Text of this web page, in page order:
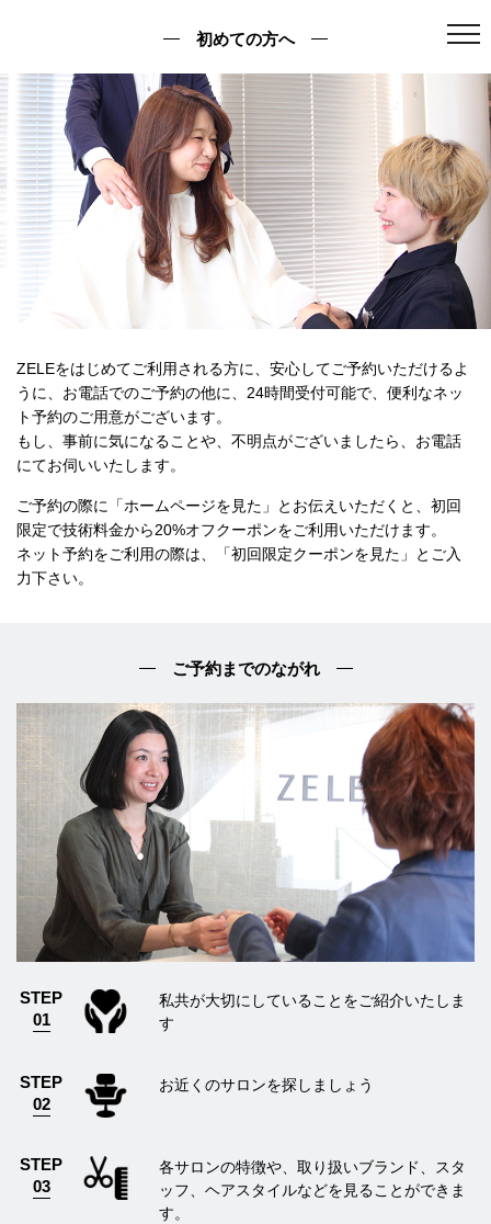
初めての方へ
ZELEをはじめてご利用される方に、安心してご予約いただけるよ
うに、お電話でのご予約の他に、24時間受付可能で、便利なネッ
ト予約のご用意がございます。
もし、事前に気になることや、不明点がございましたら、お電話
にてお伺いいたします。
ご予約の際に「ホームページを見た」とお伝えいただくと、初回
限定で技術料金から20%オフクーポンをご利用いただけます。
ネット予約をご利用の際は、「初回限定クーポンを見た」とご入
力下さい。
ご予約までのながれ
STEP
01
私共が大切にしていることをご紹介いたしま
す
STEP
02
お近くのサロンを探しましょう
STEP
03
各サロンの特徴や、取り扱いブランド、スタ
ッフ、ヘアスタイルなどを見ることができま
す。